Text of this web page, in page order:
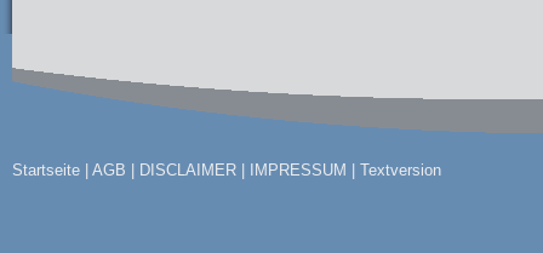
Startseite AGB DISCLAIMER IMPRESSUM Textversion